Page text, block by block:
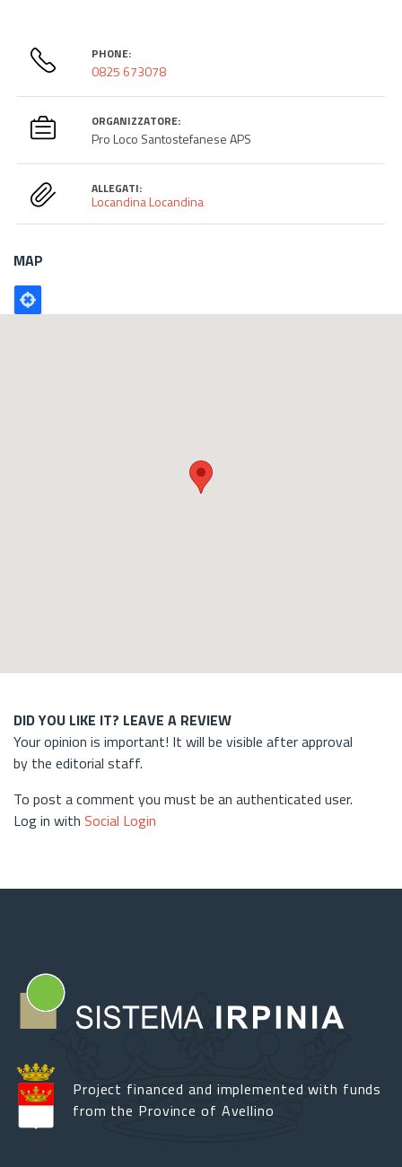
PHONE:
0825 673078
ORGANIZZATORE:
Pro Loco Santostefanese APS
ALLEGATI:
LocandinaLocandina
MAP
Poligono
GEO
DID YOU LIKE IT? LEAVE A REVIEW
Your opinion is important! It will be visible after approval
by the editorial staff.
To post a comment you must be an authenticated user.
Log in with Social Login
Project financed and implemented with funds
from the Province of Avellino